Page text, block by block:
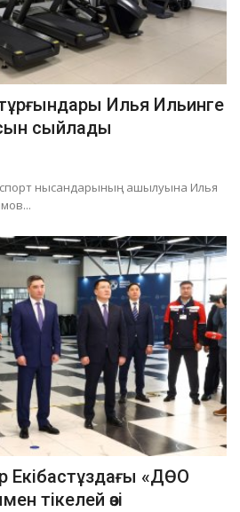
Илья Ильинге
сыйлады
нысандарының ашылуына Илья
Екібастұздағы «ДӨО
тікелей өзі